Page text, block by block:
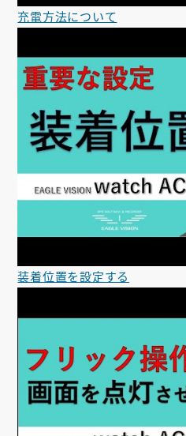
充電方法について
装着位置を設定する